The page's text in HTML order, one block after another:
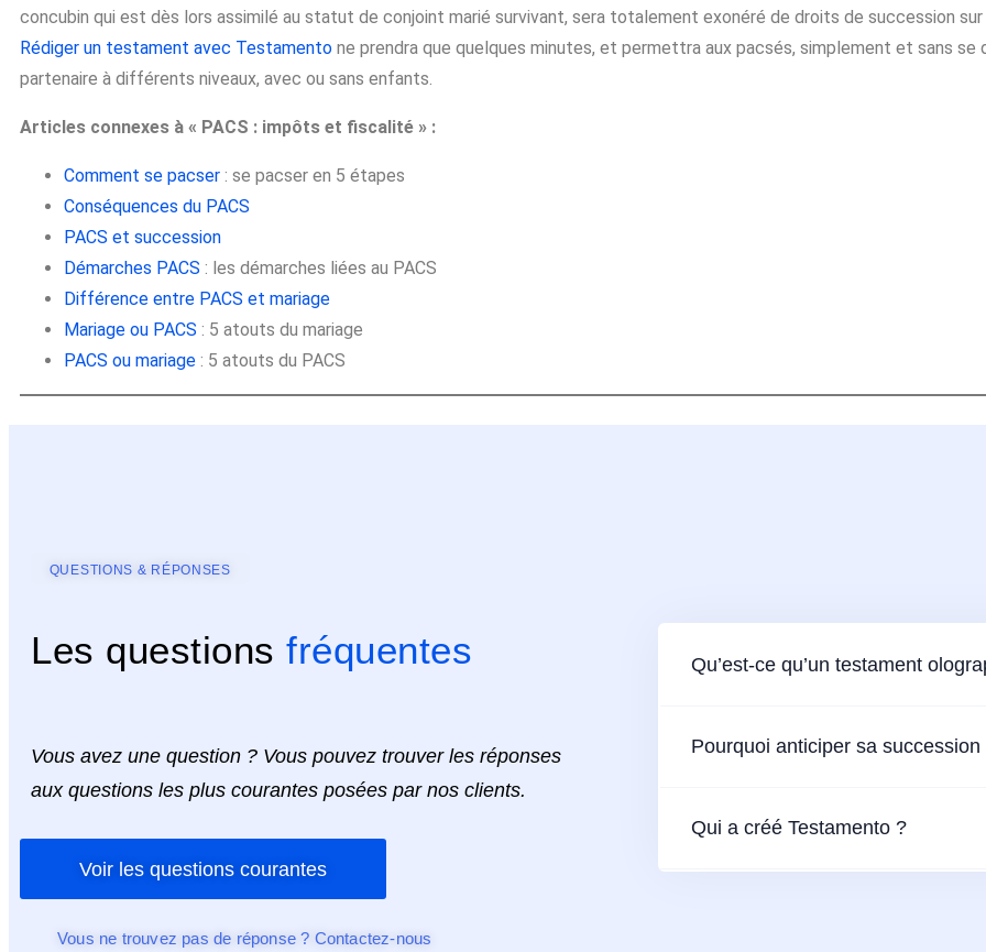
concubin qui est dès lors assimilé au statut de conjoint marié survivant, sera totalement exonéré de droits de succession
Rédiger un testament avec Testamento ne prendra que quelques minutes, et permettra aux pacsés, simplement et sans
partenaire à différents niveaux, avec ou sans enfants.
Articles connexes à « PACS : impôts et fiscalité » :
Comment se pacser : se pacser en 5 étapes
Conséquences du PACS
PACS et succession
Démarches PACS : les démarches liées au PACS
Différence entre PACS et mariage
Mariage ou PACS : 5 atouts du mariage
PACS ou mariage : 5 atouts du PACS
QUESTIONS & RÉPONSES
Les questions fréquentes
Vous avez une question ? Vous pouvez trouver les réponses
aux questions les plus courantes posées par nos clients.
Voir les questions courantes
Vous ne trouvez pas de réponse ? Contactez-nous
Qu’est-ce qu’un testament
Pourquoi anticiper sa succession
Qui a créé Testamento ?